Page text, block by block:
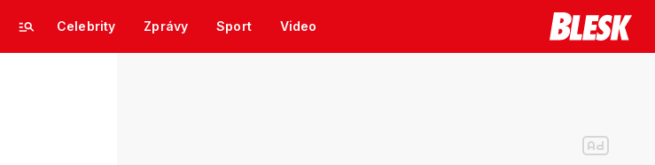
Celebrity Zprávy Sport Video